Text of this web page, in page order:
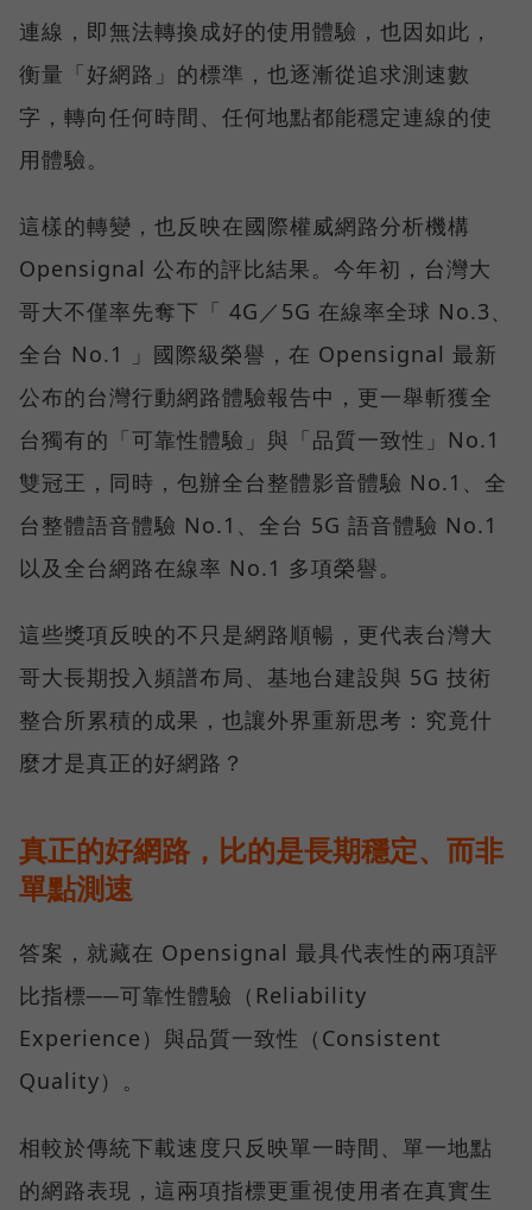
連線，即無法轉換成好的使用體驗，也因如此，
衡量「好網路」的標準，也逐漸從追求測速數
字，轉向任何時間、任何地點都能穩定連線的使
用體驗。
這樣的轉變，也反映在國際權威網路分析機構
Opensignal 公布的評比結果。今年初，台灣大
哥大不僅率先奪下「 4G／5G 在線率全球 No.3、
全台 No.1 」國際級榮譽，在 Opensignal 最新
公布的台灣行動網路體驗報告中，更一舉斬獲全
台獨有的「可靠性體驗」與「品質一致性」No.1
雙冠王，同時，包辦全台整體影音體驗 No.1、全
台整體語音體驗 No.1、全台 5G 語音體驗 No.1
以及全台網路在線率 No.1 多項榮譽。
這些獎項反映的不只是網路順暢，更代表台灣大
哥大長期投入頻譜布局、基地台建設與 5G 技術
整合所累積的成果，也讓外界重新思考：究竟什
麼才是真正的好網路？
真正的好網路，比的是長期穩定、而非
單點測速
答案，就藏在 Opensignal 最具代表性的兩項評
比指標──可靠性體驗（Reliability
Experience）與品質一致性（Consistent
Quality）。
相較於傳統下載速度只反映單一時間、單一地點
的網路表現，這兩項指標更重視使用者在真實生